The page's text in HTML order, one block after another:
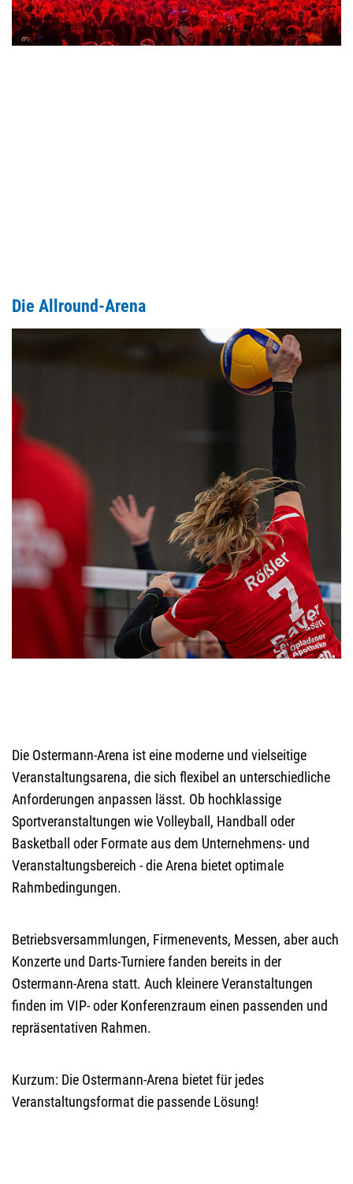
Die Allround-Arena
Die Ostermann-Arena ist eine moderne und vielseitige
Veranstaltungsarena, die sich flexibel an unterschiedliche
Anforderungen anpassen lässt. Ob hochklassige
Sportveranstaltungen wie Volleyball, Handball oder
Basketball oder Formate aus dem Unternehmens- und
Veranstaltungsbereich - die Arena bietet optimale
Rahmbedingungen.
Betriebsversammlungen, Firmenevents, Messen, aber auch
Konzerte und Darts-Turniere fanden bereits in der
Ostermann-Arena statt. Auch kleinere Veranstaltungen
finden im VIP- oder Konferenzraum einen passenden und
repräsentativen Rahmen.
Kurzum: Die Ostermann-Arena bietet für jedes
Veranstaltungsformat die passende Lösung!